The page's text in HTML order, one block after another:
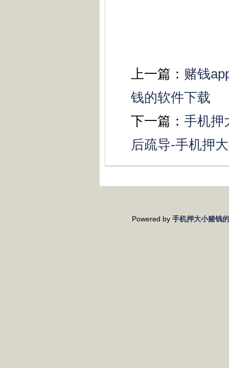
上一篇： 赌钱
钱的软件下载
下一篇： 手机押
后疏导-手机押
Powered by 手机押大小赌钱